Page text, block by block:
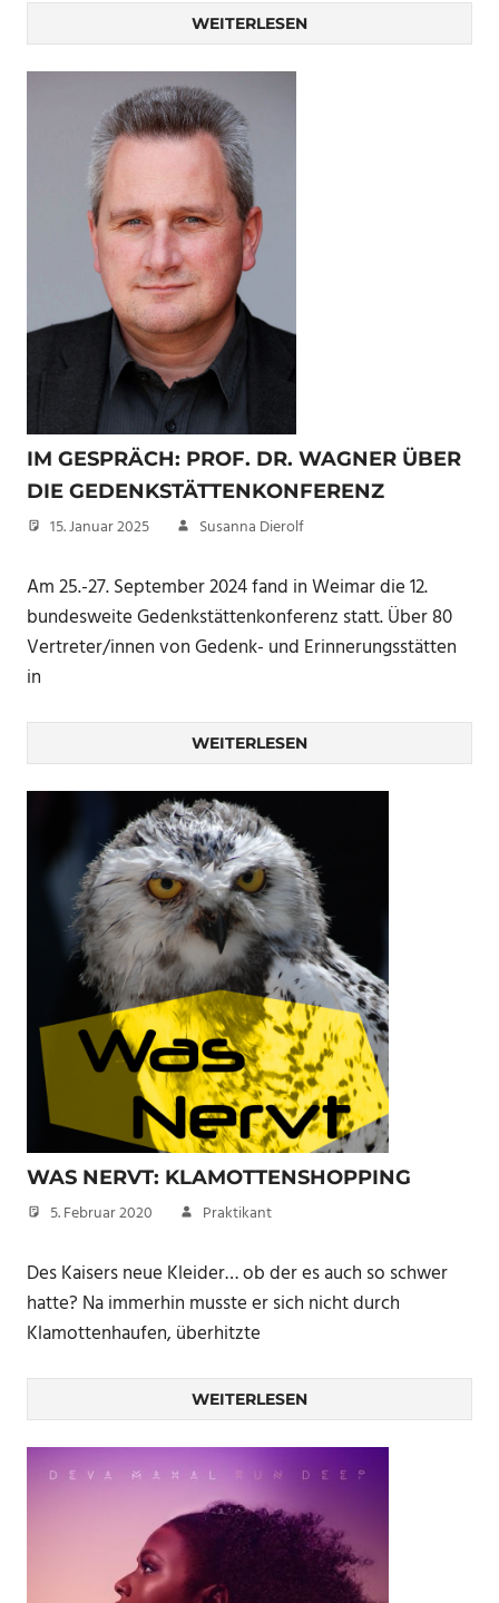
WEITERLESEN
IM GESPRÄCH: PROF. DR. WAGNER ÜBER
DIE GEDENKSTÄTTENKONFERENZ
15. Januar 2025 Susanna Dierolf
Am 25.-27. September 2024 fand in Weimar die 12.
bundesweite Gedenkstättenkonferenz statt. Über 80
Vertreter/innen von Gedenk- und Erinnerungsstätten
in
WEITERLESEN
WAS NERVT: KLAMOTTENSHOPPING
5. Februar 2020 Praktikant
Des Kaisers neue Kleider… ob der es auch so schwer
hatte? Na immerhin musste er sich nicht durch
Klamottenhaufen, überhitzte
WEITERLESEN